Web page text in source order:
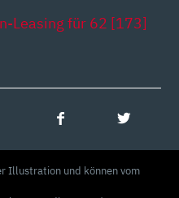
Leasing für 62 [173]
Illustration und können vom